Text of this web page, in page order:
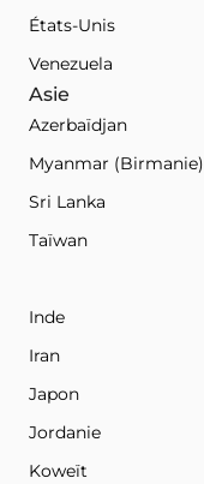
États-Unis
Venezuela
Asie
Azerbaïdjan
Myanmar (Birmanie)
Sri Lanka
Taïwan
Inde
Iran
Japon
Jordanie
Koweït